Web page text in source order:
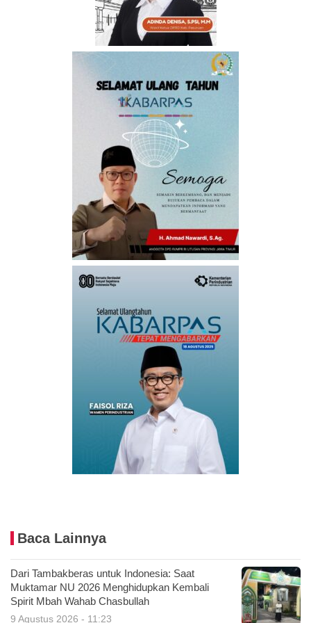
Baca Lainnya
Dari Tambakberas untuk Indonesia: Saat
Muktamar NU 2026 Menghidupkan Kembali
Spirit Mbah Wahab Chasbullah
9 Agustus 2026 - 11:23